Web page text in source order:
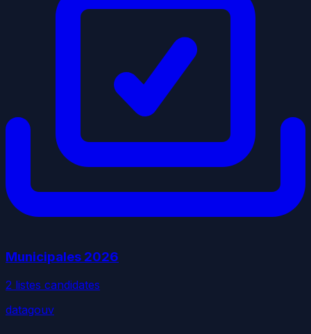
Municipales 2026
2 listes candidates
datagouv